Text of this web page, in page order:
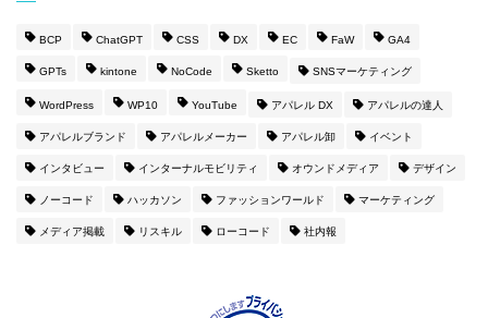
BCP ChatGPT CSS DX EC FaW GA4
GPTs kintone NoCode Sketto SNSマーケティング
WordPress WP10 YouTube アパレル DX アパレルの達人
アパレルブランド アパレルメーカー アパレル卸 イベント
インタビュー インターナルモビリティ オウンドメディア デザイン
ノーコード ハッカソン ファッションワールド マーケティング
メディア掲載 リスキル ローコード 社内報